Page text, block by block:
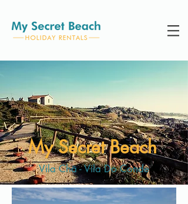
My Secret Beach
Vila Chã - Vila Do Conde